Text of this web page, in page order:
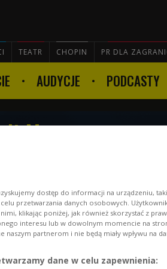
TEATR CHOPIN PR DLA

AUDYCJE PODCASTY
Marta
dostęp do informacji na urządzeniu,
przetwarzania danych osobowych.
klikając poniżej, jak również skorzystać z
interesu lub w dowolnym momencie na
naszym partnerom i nie będą miały wpływu na
dane w celu zapewnienia: